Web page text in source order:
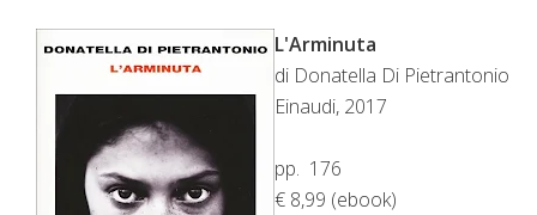
L'Arminuta
di Donatella Di Pietrantonio
Einaudi, 2017
pp. 176
€ 8,99 (ebook)